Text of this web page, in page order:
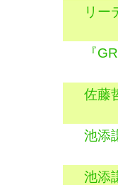
リー
『
佐藤
池添
池添